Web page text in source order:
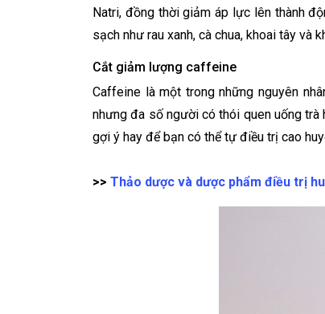
Natri, đồng thời giảm áp lực lên thành
sạch như rau xanh, cà chua, khoai tây và
Cắt giảm lượng caffeine
Caffeine là một trong những nguyên
nhưng đa số người có thói quen uống
gợi ý hay để bạn có thể tự điều trị cao
>> Thảo dược và dược phẩm điều trị